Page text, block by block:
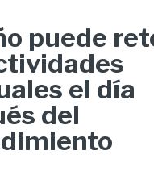
puede
el día
del